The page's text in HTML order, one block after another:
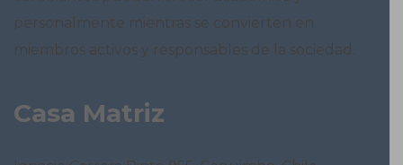
personalmente mientras se convierten en
miembros activos y responsables de la sociedad.
Casa Matriz